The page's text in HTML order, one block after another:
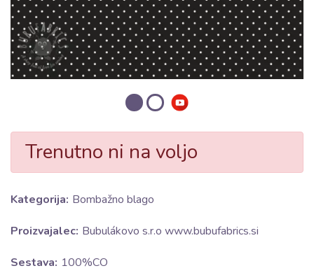
Trenutno ni na voljo
Kategorija: Bombažno blago
Proizvajalec: Bubulákovo s.r.o www.bubufabrics.si
Sestava: 100%CO